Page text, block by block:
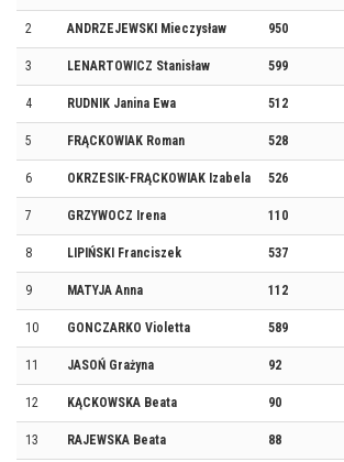
2 ANDRZEJEWSKI Mieczysław 950
3 LENARTOWICZ Stanisław 599
4 RUDNIK Janina Ewa 512
5 FRĄCKOWIAK Roman 528
6 OKRZESIK-FRĄCKOWIAK Izabela 526
7 GRZYWOCZ Irena 110
8 LIPIŃSKI Franciszek 537
9 MATYJA Anna 112
10 GONCZARKO Violetta 589
11 JASOŃ Grażyna 92
12 KĄCKOWSKA Beata 90
13 RAJEWSKA Beata 88